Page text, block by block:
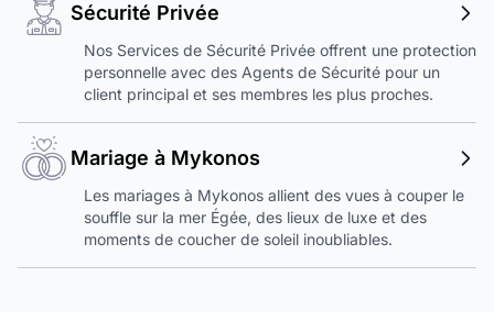
Sécurité Privée
Nos Services de Sécurité Privée offrent une protection
personnelle avec des Agents de Sécurité pour un
client principal et ses membres les plus proches.
Mariage à Mykonos
Les mariages à Mykonos allient des vues à couper le
souffle sur la mer Égée, des lieux de luxe et des
moments de coucher de soleil inoubliables.